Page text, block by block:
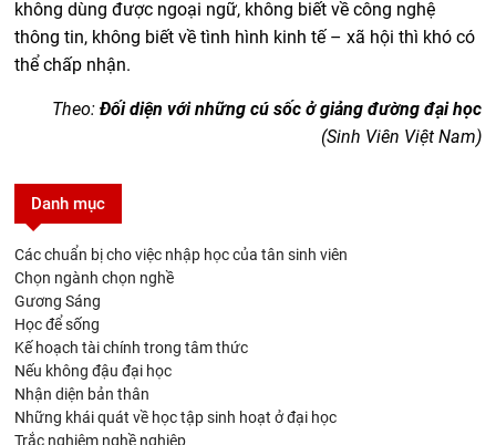
không dùng được ngoại ngữ, không biết về công nghệ
thông tin, không biết về tình hình kinh tế – xã hội thì khó có
thể chấp nhận.
Theo: Đối diện với những cú sốc ở giảng đường đại học
(Sinh Viên Việt Nam)
Danh mục
Các chuẩn bị cho việc nhập học của tân sinh viên
Chọn ngành chọn nghề
Gương Sáng
Học để sống
Kế hoạch tài chính trong tâm thức
Nếu không đậu đại học
Nhận diện bản thân
Những khái quát về học tập sinh hoạt ở đại học
Trắc nghiệm nghề nghiệp